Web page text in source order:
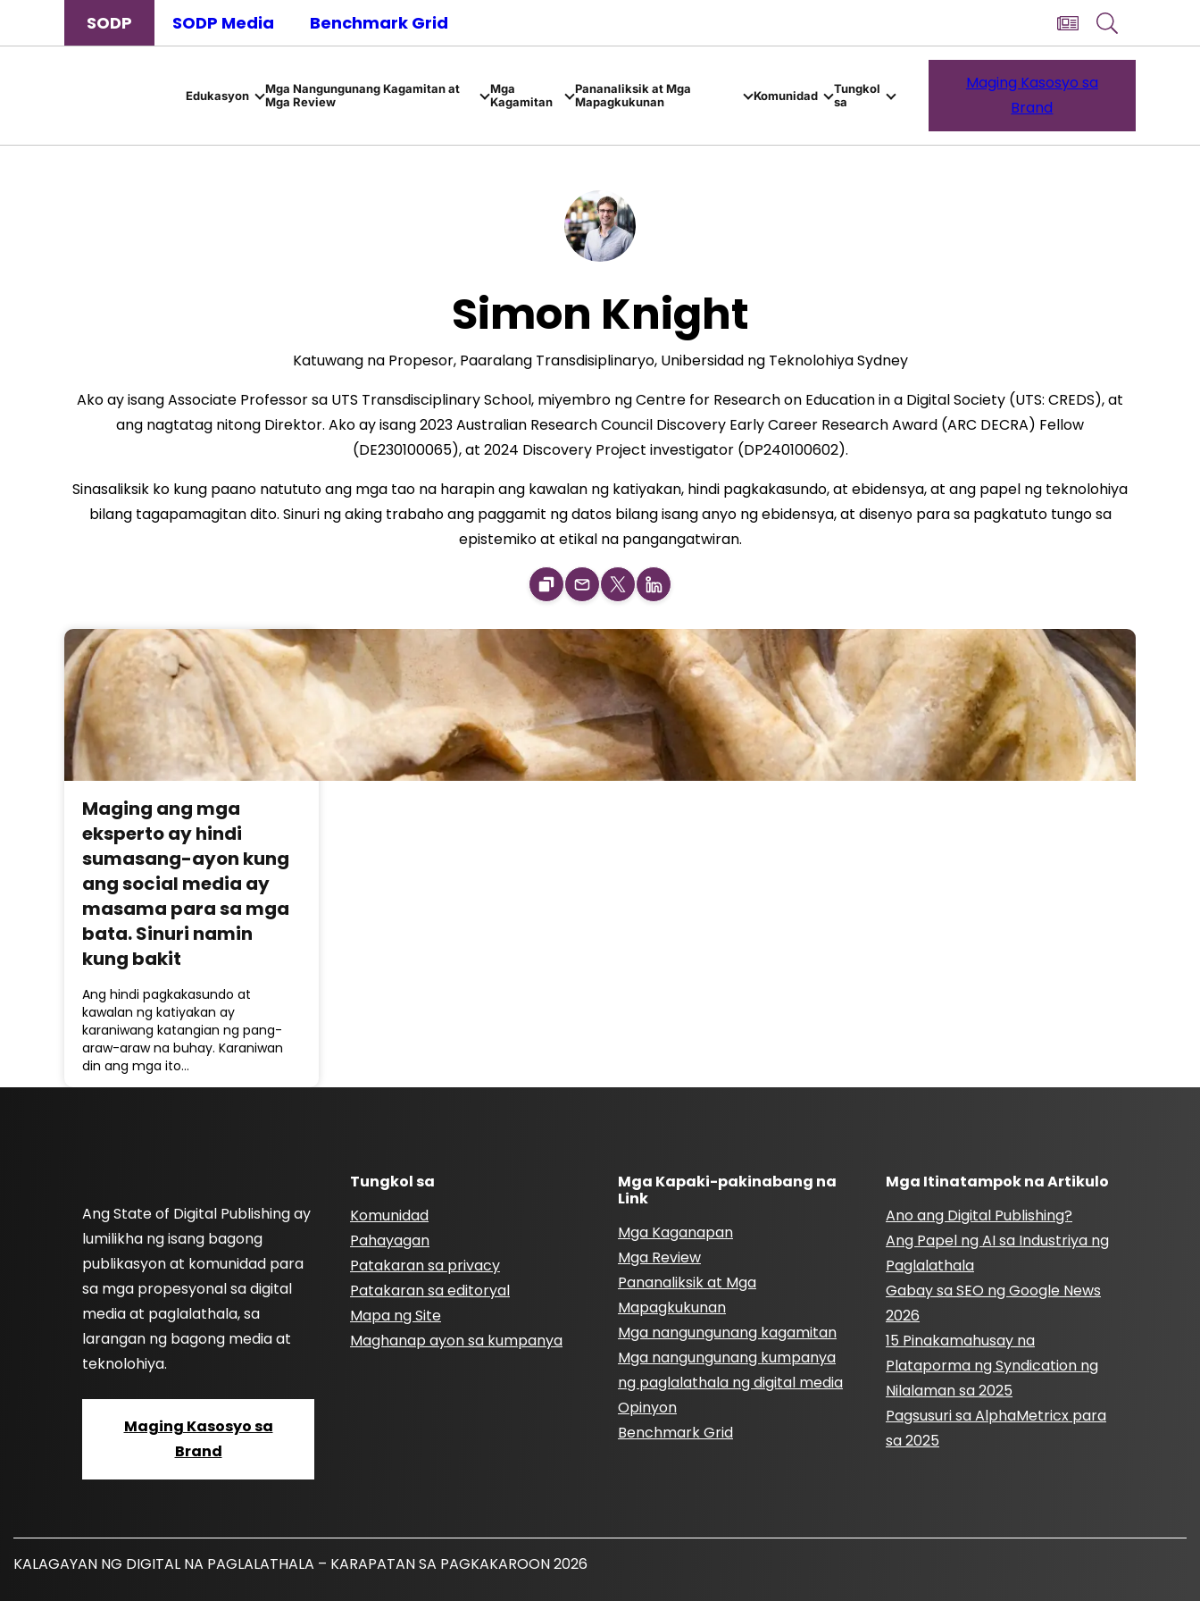
SODP SODP Media Benchmark Grid
Edukasyon
Mga Nangungunang Kagamitan at
Mga Review
Mga
Kagamitan
Pananaliksik at Mga
Mapagkukunan
Komunidad
Tungkol
sa
Maging Kasosyo sa
Brand
Simon Knight
Katuwang na Propesor, Paaralang Transdisiplinaryo, Unibersidad ng Teknolohiya Sydney
Ako ay isang Associate Professor sa UTS Transdisciplinary School, miyembro ng Centre for Research on Education in a Digital Society (UTS: CREDS), at
ang nagtatag nitong Direktor. Ako ay isang 2023 Australian Research Council Discovery Early Career Research Award (ARC DECRA) Fellow
(DE230100065), at 2024 Discovery Project investigator (DP240100602).
Sinasaliksik ko kung paano natututo ang mga tao na harapin ang kawalan ng katiyakan, hindi pagkakasundo, at ebidensya, at ang papel ng teknolohiya
bilang tagapamagitan dito. Sinuri ng aking trabaho ang paggamit ng datos bilang isang anyo ng ebidensya, at disenyo para sa pagkatuto tungo sa
epistemiko at etikal na pangangatwiran.
Maging ang mga
eksperto ay hindi
sumasang-ayon kung
ang social media ay
masama para sa mga
bata. Sinuri namin
kung bakit
Ang hindi pagkakasundo at
kawalan ng katiyakan ay
karaniwang katangian ng pang-
araw-araw na buhay. Karaniwan
din ang mga ito…
Ang State of Digital Publishing ay
lumilikha ng isang bagong
publikasyon at komunidad para
sa mga propesyonal sa digital
media at paglalathala, sa
larangan ng bagong media at
teknolohiya.
Maging Kasosyo sa
Brand
Tungkol sa
Komunidad
Pahayagan
Patakaran sa privacy
Patakaran sa editoryal
Mapa ng Site
Maghanap ayon sa kumpanya
Mga Kapaki-pakinabang na
Link
Mga Kaganapan
Mga Review
Pananaliksik at Mga
Mapagkukunan
Mga nangungunang kagamitan
Mga nangungunang kumpanya
ng paglalathala ng digital media
Opinyon
Benchmark Grid
Mga Itinatampok na Artikulo
Ano ang Digital Publishing?
Ang Papel ng AI sa Industriya ng
Paglalathala
Gabay sa SEO ng Google News
2026
15 Pinakamahusay na
Plataporma ng Syndication ng
Nilalaman sa 2025
Pagsusuri sa AlphaMetricx para
sa 2025
KALAGAYAN NG DIGITAL NA PAGLALATHALA – KARAPATAN SA PAGKAKAROON 2026